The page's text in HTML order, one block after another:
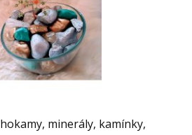
minerály, kamínky,